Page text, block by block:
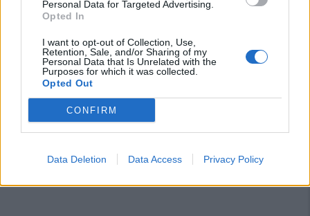
Personal Data for Targeted Advertising.
Opted In
I want to opt-out of Collection, Use,
Retention, Sale, and/or Sharing of my
Personal Data that Is Unrelated with the
Purposes for which it was collected.
Opted Out
CONFIRM
Data Deletion Data Access Privacy Policy